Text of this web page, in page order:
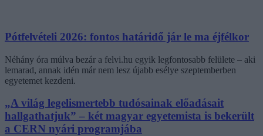
Pótfelvételi 2026: fontos határidő jár le ma éjfélkor
Néhány óra múlva bezár a felvi.hu egyik legfontosabb felülete – aki
lemarad, annak idén már nem lesz újabb esélye szeptemberben
egyetemet kezdeni.
„A világ legelismertebb tudósainak előadásait
hallgathatjuk” – két magyar egyetemista is bekerült
a CERN nyári programjába